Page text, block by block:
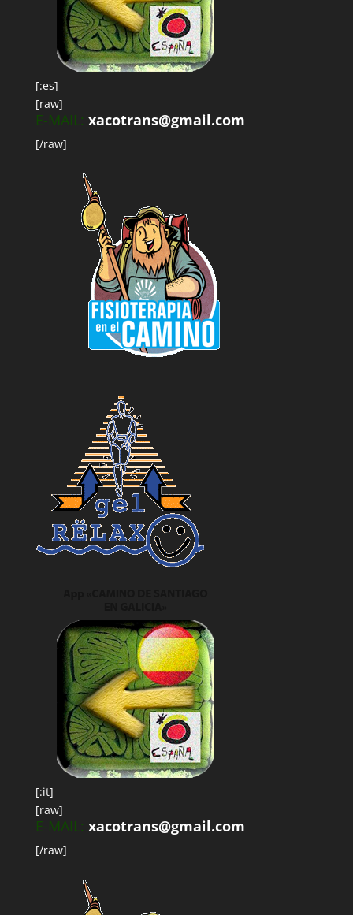
[:es]
[raw]
E-MAIL: xacotrans@gmail.com
[/raw]
[:it]
[raw]
E-MAIL: xacotrans@gmail.com
[/raw]